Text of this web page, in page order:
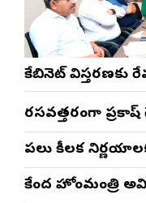
కేబినెట్ విస్తరణకు
రసవత్తరంగా
పలు కీలక
కేంద్ర హోంమంత్రి